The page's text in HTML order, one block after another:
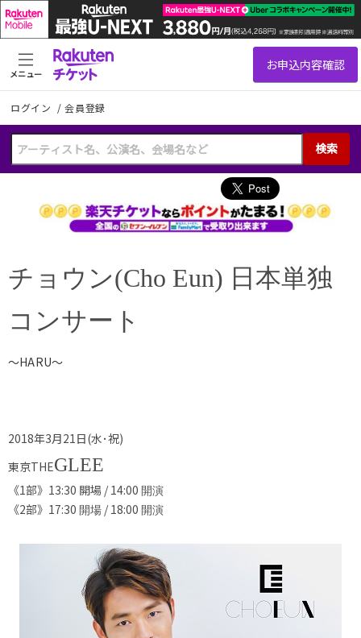
ログイン /会員登録
検索
メニュー
チョウン(Cho Eun) 日本単独
コンサート
～HARU～
2018年3月21日(水･祝)
東京THEGLEE
《1部》13:30 開場 / 14:00 開演
《2部》17:30 開場 / 18:00 開演